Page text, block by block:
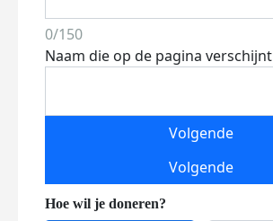
0/150
Naam die op de pagina verschijnt
Volgende
Volgende